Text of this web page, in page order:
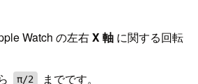
Watch の左右X 軸 に関する回転
π/2
までです。